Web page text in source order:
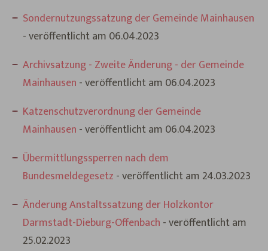
Sondernutzungssatzung der Gemeinde Mainhausen
- veröffentlicht am 06.04.2023
Archivsatzung - Zweite Änderung - der Gemeinde
Mainhausen - veröffentlicht am 06.04.2023
Katzenschutzverordnung der Gemeinde
Mainhausen - veröffentlicht am 06.04.2023
Übermittlungssperren nach dem
Bundesmeldegesetz - veröffentlicht am 24.03.2023
Änderung Anstaltssatzung der Holzkontor
Darmstadt-Dieburg-Offenbach - veröffentlicht am
25.02.2023